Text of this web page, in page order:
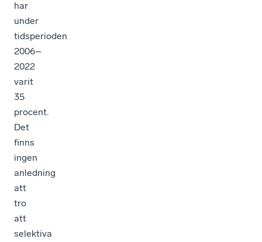
har
under
tidsperioden
2006–
2022
varit
35
procent.
Det
finns
ingen
anledning
att
tro
att
selektiva